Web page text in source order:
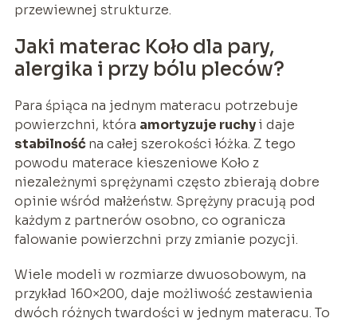
przewiewnej strukturze.
Jaki materac Koło dla pary,
alergika i przy bólu pleców?
Para śpiąca na jednym materacu potrzebuje
powierzchni, która amortyzuje ruchyi daje
stabilnośćna całej szerokości łóżka. Z tego
powodu materace kieszeniowe Koło z
niezależnymi sprężynami często zbierają dobre
opinie wśród małżeństw. Sprężyny pracują pod
każdym z partnerów osobno, co ogranicza
falowanie powierzchni przy zmianie pozycji.
Wiele modeli w rozmiarze dwuosobowym, na
przykład 160×200, daje możliwość zestawienia
dwóch różnych twardości w jednym materacu. To